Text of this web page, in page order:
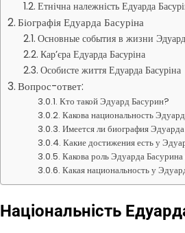
Етнічна належність Едуарда
Біографія Едуарда Басуріна
Основные события в жизни
Кар’єра Едуарда Басуріна
Особисте життя Едуарда Басуріна
Вопрос-ответ:
Кто такой Эдуард Басурин?
Какова национальность
Имеется ли биография
Какие достижения есть у
Какова роль Эдуарда
Какая национальность у
Національність